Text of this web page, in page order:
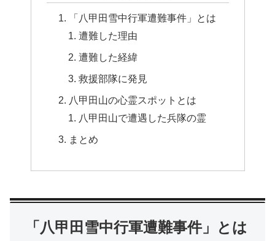
「八甲田雪中行軍遭難事件」とは
遭難した理由
遭難した経緯
救援部隊に発見
八甲田山の心霊スポットとは
八甲田山で遭遇した兵隊の霊
まとめ
「八甲田雪中行軍遭難事件」とは